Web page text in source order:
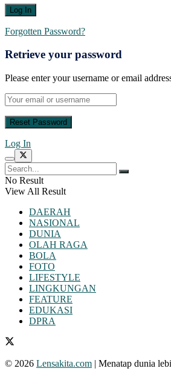
Forgotten Password?
Retrieve your password
Please enter your username or email
Log In
No Result
View All Result
DAERAH
NASIONAL
DUNIA
OLAH RAGA
BOLA
FOTO
LIFESTYLE
LINGKUNGAN
FEATURE
EDUKASI
DPRA
© 2026 Lensakita.com | Menatap dunia